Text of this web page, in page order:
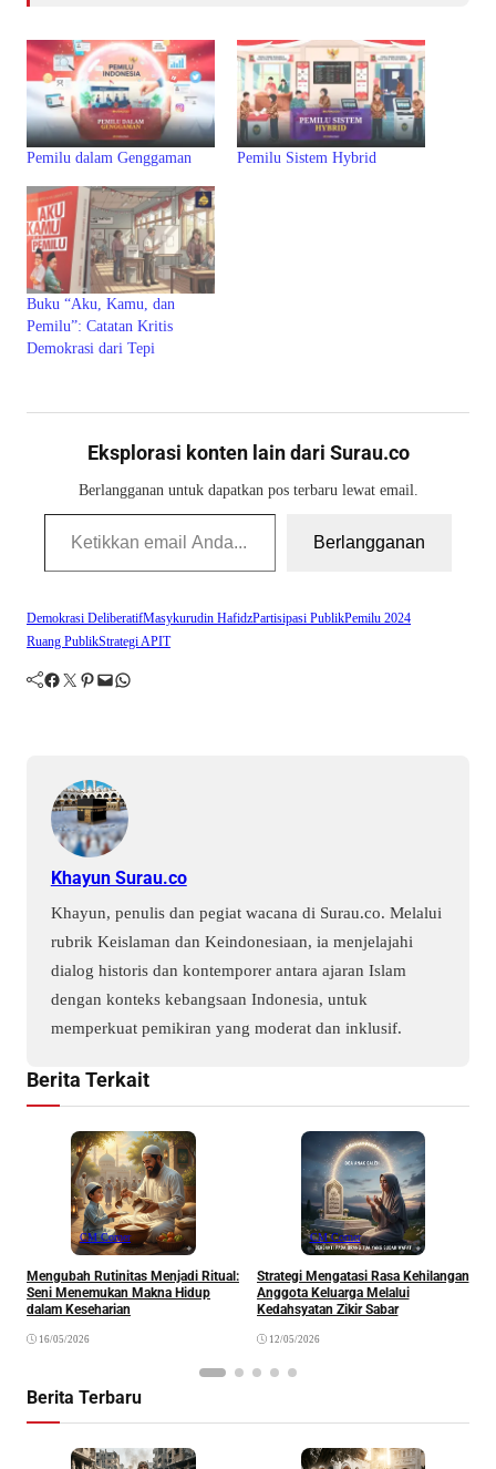
Pemilu dalam Genggaman Pemilu Sistem Hybrid
Buku “Aku, Kamu, dan
Pemilu”: Catatan Kritis
Demokrasi dari Tepi
Eksplorasi konten lain dari Surau.co
Berlangganan untuk dapatkan pos terbaru lewat email.
Ketikkan email Anda...
Berlangganan
Demokrasi DeliberatifMasykurudin HafidzPartisipasi PublikPemilu 2024
Ruang PublikStrategi APIT
Facebook Twitter Pinterest Mail WhatsApp
Khayun Surau.co
Khayun, penulis dan pegiat wacana di Surau.co. Melalui
rubrik Keislaman dan Keindonesiaan, ia menjelajahi
dialog historis dan kontemporer antara ajaran Islam
dengan konteks kebangsaan Indonesia, untuk
memperkuat pemikiran yang moderat dan inklusif.
Berita Terkait
CM Corner
Mengubah Rutinitas Menjadi Ritual:
Seni Menemukan Makna Hidup
dalam Keseharian
16/05/2026
CM Corner
Strategi Mengatasi Rasa Kehilangan
Anggota Keluarga Melalui
Kedahsyatan Zikir Sabar
12/05/2026
Berita Terbaru